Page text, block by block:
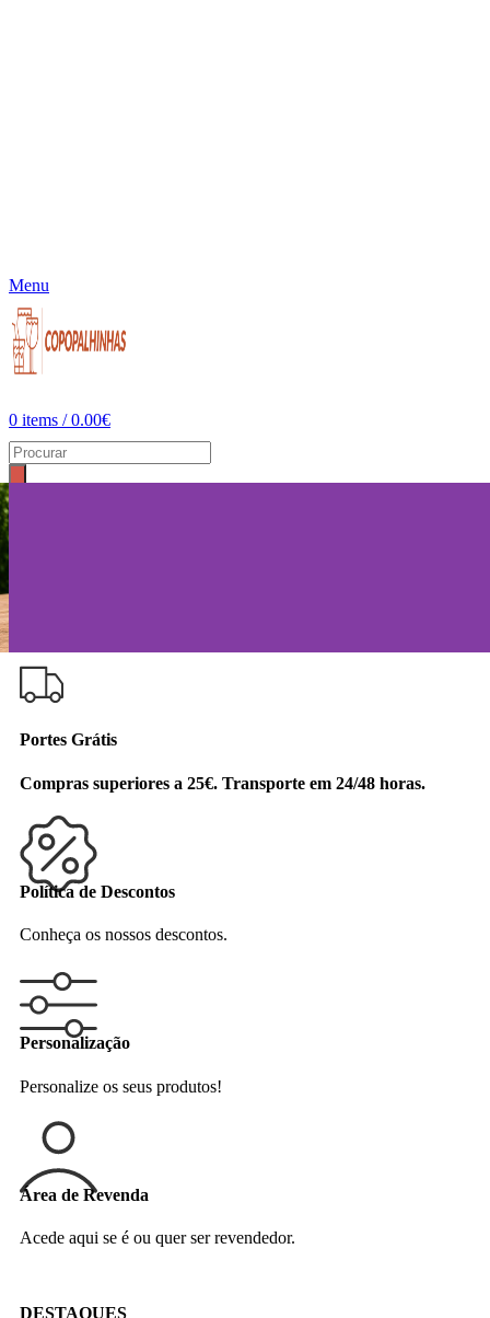
Menu
0 items / 0.00€
Portes Grátis
Compras superiores a 25€. Transporte em 24/48 horas.
Política de Descontos
Conheça os nossos descontos.
Personalização
Personalize os seus produtos!
Área de Revenda
Acede aqui se é ou quer ser revendedor.
DESTAQUES